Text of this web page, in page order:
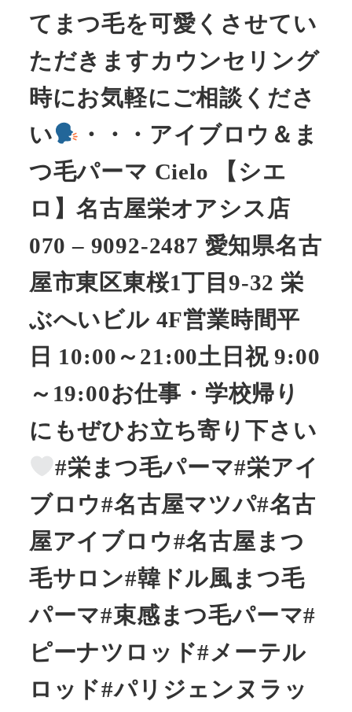
てまつ毛を可愛くさせてい
ただきますカウンセリング
時にお気軽にご相談くださ
い
・・・アイブロウ＆ま
つ毛パーマ Cielo 【シエ
ロ】名古屋栄オアシス店
070 – 9092-2487 愛知県名古
屋市東区東桜1丁目9-32 栄
ぶへいビル 4F営業時間平
日 10:00～21:00土日祝 9:00
～19:00お仕事・学校帰り
にもぜひお立ち寄り下さい
#栄まつ毛パーマ#栄アイ
ブロウ#名古屋マツパ#名古
屋アイブロウ#名古屋まつ
毛サロン#韓ドル風まつ毛
パーマ#束感まつ毛パーマ#
ピーナツロッド#メーテル
ロッド#パリジェンヌラッ